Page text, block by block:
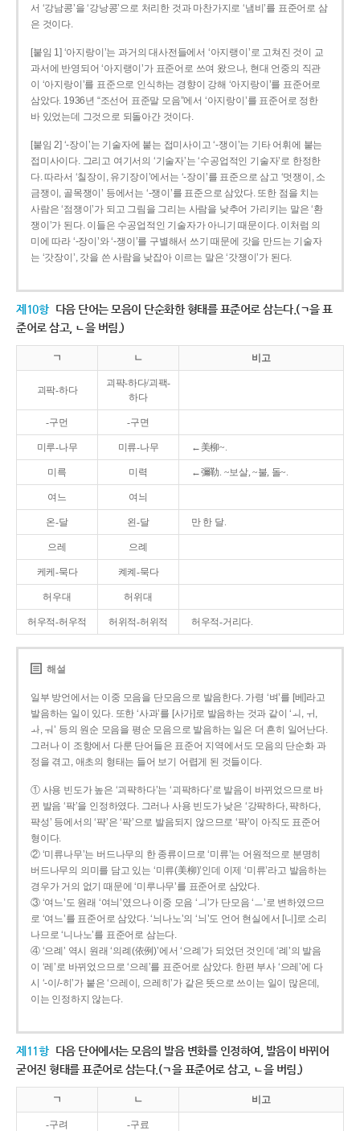
서 ‘강남콩’을 ‘강낭콩’으로 처리한 것과 마찬가지로 ‘냄비’를 표준어로 삼
은 것이다.
[붙임 1] ‘아지랑이’는 과거의 대사전들에서 ‘아지랭이’로 고쳐진 것이 교
과서에 반영되어 ‘아지랭이’가 표준어로 쓰여 왔으나, 현대 언중의 직관
이 ‘아지랑이’를 표준으로 인식하는 경향이 강해 ‘아지랑이’를 표준어로
삼았다. 1936년 “조선어 표준말 모음”에서 ‘아지랑이’를 표준어로 정한
바 있었는데 그것으로 되돌아간 것이다.
[붙임 2] ‘-장이’는 기술자에 붙는 접미사이고 ‘-쟁이’는 기타 어휘에 붙는
접미사이다. 그리고 여기서의 ‘기술자’는 ‘수공업적인 기술자’로 한정한
다. 따라서 ‘칠장이, 유기장이’에서는 ‘-장이’를 표준으로 삼고 ‘멋쟁이, 소
금쟁이, 골목쟁이’ 등에서는 ‘-쟁이’를 표준으로 삼았다. 또한 점을 치는
사람은 ‘점쟁이’가 되고 그림을 그리는 사람을 낮추어 가리키는 말은 ‘환
쟁이’가 된다. 이들은 수공업적인 기술자가 아니기 때문이다. 이처럼 의
미에 따라 ‘-장이’와 ‘-쟁이’를 구별해서 쓰기 때문에 갓을 만드는 기술자
는 ‘갓장이’, 갓을 쓴 사람을 낮잡아 이르는 말은 ‘갓쟁이’가 된다.
제10항 다음 단어는 모음이 단순화한 형태를 표준어로 삼는다.(ㄱ을 표
준어로 삼고, ㄴ을 버림.)
ㄱ ㄴ 비고
괴팍-하다
괴퍅-하다/괴팩-
하다
-구먼 -구면
미루-나무 미류-나무 ←美柳~.
미륵 미력 ←彌勒. ~보살, ~불, 돌~.
여느 여늬
온-달 왼-달 만 한 달.
으레 으례
케케-묵다 켸켸-묵다
허우대 허위대
허우적-허우적 허위적-허위적 허우적-거리다.
해설
일부 방언에서는 이중 모음을 단모음으로 발음한다. 가령 ‘벼’를 [베]라고
발음하는 일이 있다. 또한 ‘사과’를 [사가]로 발음하는 것과 같이 ‘ㅚ, ㅟ,
ㅘ, ㅝ’ 등의 원순 모음을 평순 모음으로 발음하는 일은 더 흔히 일어난다.
그러나 이 조항에서 다룬 단어들은 표준어 지역에서도 모음의 단순화 과
정을 겪고, 애초의 형태는 들어 보기 어렵게 된 것들이다.
① 사용 빈도가 높은 ‘괴퍅하다’는 ‘괴팍하다’로 발음이 바뀌었으므로 바
뀐 발음 ‘팍’을 인정하였다. 그러나 사용 빈도가 낮은 ‘강퍅하다, 퍅하다,
퍅성’ 등에서의 ‘퍅’은 ‘팍’으로 발음되지 않으므로 ‘퍅’이 아직도 표준어
형이다.
② ‘미류나무’는 버드나무의 한 종류이므로 ‘미류’는 어원적으로 분명히
버드나무의 의미를 담고 있는 ‘미류(美柳)’인데 이제 ‘미류’라고 발음하는
경우가 거의 없기 때문에 ‘미루나무’를 표준어로 삼았다.
③ ‘여느’도 원래 ‘여늬’였으나 이중 모음 ‘ㅢ’가 단모음 ‘ㅡ’로 변하였으므
로 ‘여느’를 표준어로 삼았다. ‘늬나노’의 ‘늬’도 언어 현실에서 [니]로 소리
나므로 ‘니나노’를 표준어로 삼는다.
④ ‘으례’ 역시 원래 ‘의례(依例)’에서 ‘으례’가 되었던 것인데 ‘례’의 발음
이 ‘레’로 바뀌었으므로 ‘으레’를 표준어로 삼았다. 한편 부사 ‘으레’에 다
시 ‘-이/-히’가 붙은 ‘으레이, 으레히’가 같은 뜻으로 쓰이는 일이 많은데,
이는 인정하지 않는다.
제11항 다음 단어에서는 모음의 발음 변화를 인정하여, 발음이 바뀌어
굳어진 형태를 표준어로 삼는다.(ㄱ을 표준어로 삼고, ㄴ을 버림.)
ㄱ ㄴ 비고
-구려 -구료